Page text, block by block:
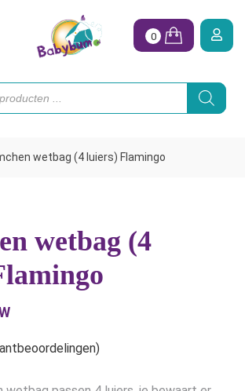
0
wetbag (4 luiers) Flamingo
wetbag (4